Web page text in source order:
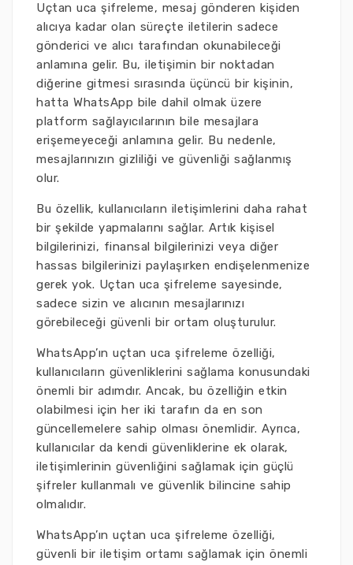
Uçtan uca şifreleme, mesaj gönderen kişiden
alıcıya kadar olan süreçte iletilerin sadece
gönderici ve alıcı tarafından okunabileceği
anlamına gelir. Bu, iletişimin bir noktadan
diğerine gitmesi sırasında üçüncü bir kişinin,
hatta WhatsApp bile dahil olmak üzere
platform sağlayıcılarının bile mesajlara
erişemeyeceği anlamına gelir. Bu nedenle,
mesajlarınızın gizliliği ve güvenliği sağlanmış
olur.
Bu özellik, kullanıcıların iletişimlerini daha rahat
bir şekilde yapmalarını sağlar. Artık kişisel
bilgilerinizi, finansal bilgilerinizi veya diğer
hassas bilgilerinizi paylaşırken endişelenmenize
gerek yok. Uçtan uca şifreleme sayesinde,
sadece sizin ve alıcının mesajlarınızı
görebileceği güvenli bir ortam oluşturulur.
WhatsApp’ın uçtan uca şifreleme özelliği,
kullanıcıların güvenliklerini sağlama konusundaki
önemli bir adımdır. Ancak, bu özelliğin etkin
olabilmesi için her iki tarafın da en son
güncellemelere sahip olması önemlidir. Ayrıca,
kullanıcılar da kendi güvenliklerine ek olarak,
iletişimlerinin güvenliğini sağlamak için güçlü
şifreler kullanmalı ve güvenlik bilincine sahip
olmalıdır.
WhatsApp’ın uçtan uca şifreleme özelliği,
güvenli bir iletişim ortamı sağlamak için önemli